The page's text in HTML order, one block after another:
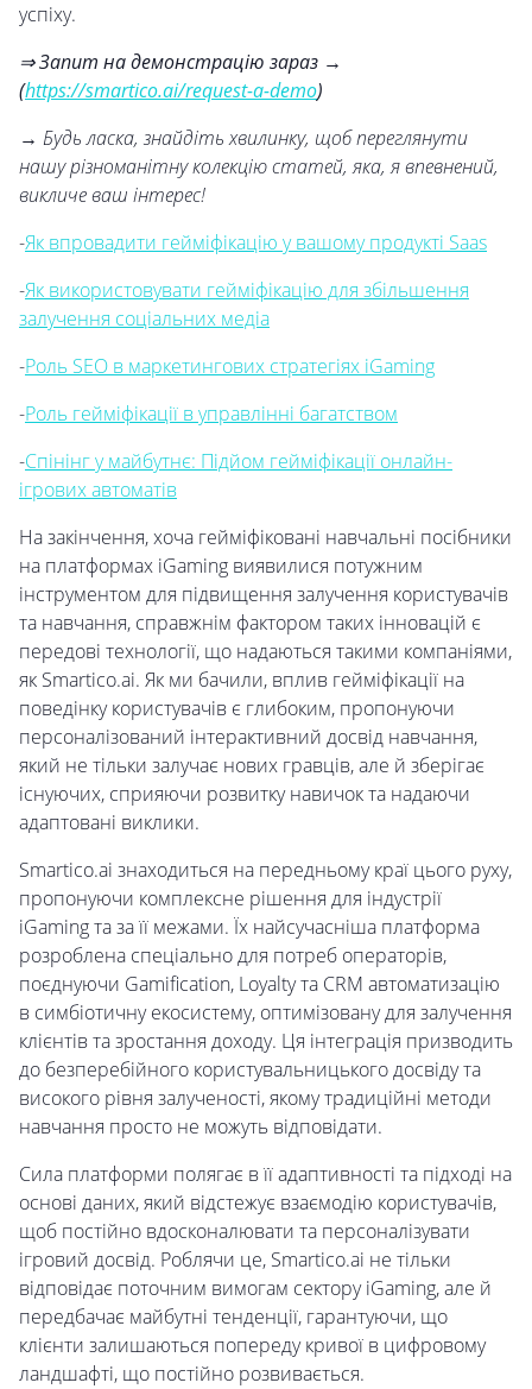
успіху.
⇒ Запит на демонстрацію зараз →
(https://smartico.ai/request-a-demo)
→ Будь ласка, знайдіть хвилинку, щоб переглянути
нашу різноманітну колекцію статей, яка, я впевнений,
викличе ваш інтерес!
-Як впровадити гейміфікацію у вашому продукті Saas
-Як використовувати гейміфікацію для збільшення
залучення соціальних медіа
-Роль SEO в маркетингових стратегіях iGaming
-Роль гейміфікації в управлінні багатством
-Спінінг у майбутнє: Підйом гейміфікації онлайн-
ігрових автоматів
На закінчення, хоча гейміфіковані навчальні посібники
на платформах iGaming виявилися потужним
інструментом для підвищення залучення користувачів
та навчання, справжнім фактором таких інновацій є
передові технології, що надаються такими компаніями,
як Smartico.ai. Як ми бачили, вплив гейміфікації на
поведінку користувачів є глибоким, пропонуючи
персоналізований інтерактивний досвід навчання,
який не тільки залучає нових гравців, але й зберігає
існуючих, сприяючи розвитку навичок та надаючи
адаптовані виклики.
Smartico.ai знаходиться на передньому краї цього руху,
пропонуючи комплексне рішення для індустрії
iGaming та за її межами. Їх найсучасніша платформа
розроблена спеціально для потреб операторів,
поєднуючи Gamification, Loyalty та CRM автоматизацію
в симбіотичну екосистему, оптимізовану для залучення
клієнтів та зростання доходу. Ця інтеграція призводить
до безперебійного користувальницького досвіду та
високого рівня залученості, якому традиційні методи
навчання просто не можуть відповідати.
Сила платформи полягає в її адаптивності та підході на
основі даних, який відстежує взаємодію користувачів,
щоб постійно вдосконалювати та персоналізувати
ігровий досвід. Роблячи це, Smartico.ai не тільки
відповідає поточним вимогам сектору iGaming, але й
передбачає майбутні тенденції, гарантуючи, що
клієнти залишаються попереду кривої в цифровому
ландшафті, що постійно розвивається.